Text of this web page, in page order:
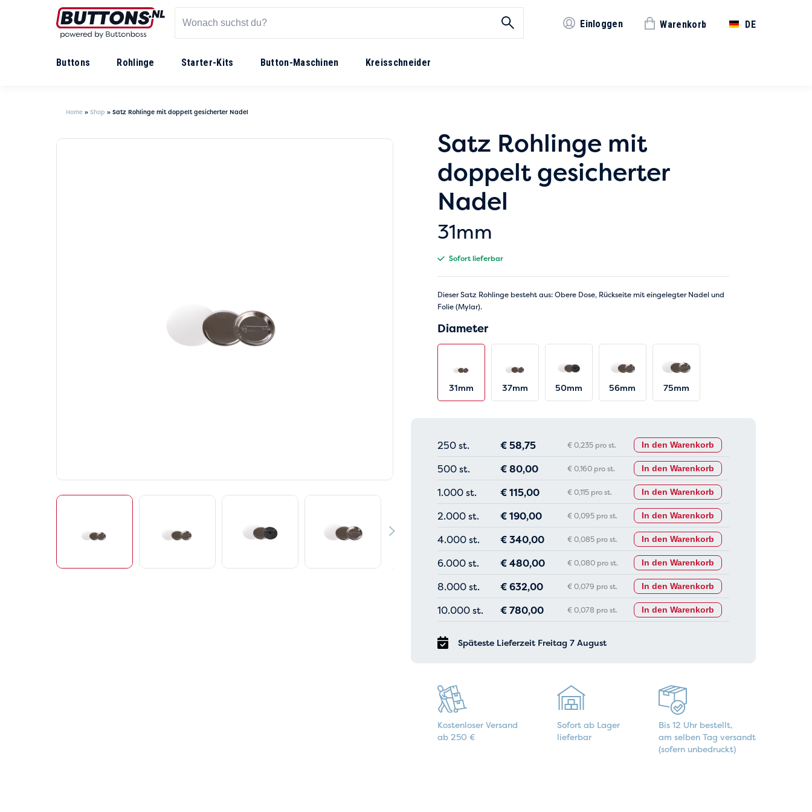
Einloggen Warenkorb DE
Buttons Rohlinge Starter-Kits Button-Maschinen Kreisschneider
Home » Shop » Satz Rohlinge mit doppelt gesicherter Nadel
Satz Rohlinge mit
doppelt gesicherter
Nadel
31mm
Sofort lieferbar
Dieser Satz Rohlinge besteht aus: Obere Dose, Rückseite mit eingelegter Nadel und
Folie (Mylar).
Diameter
31mm 37mm 50mm 56mm 75mm
250 st. €58,75 € 0,235 pro st. In den Warenkorb
500 st. €80,00 € 0,160 pro st. In den Warenkorb
1.000 st. €115,00 € 0,115 pro st. In den Warenkorb
2.000 st. €190,00 € 0,095 pro st. In den Warenkorb
4.000 st. €340,00 € 0,085 pro st. In den Warenkorb
6.000 st. €480,00 € 0,080 pro st. In den Warenkorb
8.000 st. €632,00 € 0,079 pro st. In den Warenkorb
10.000 st. €780,00 € 0,078 pro st. In den Warenkorb
Späteste Lieferzeit Freitag 7 August
Kostenloser Versand
ab 250 €
Sofort ab Lager
lieferbar
Bis 12 Uhr bestellt,
am selben Tag versandt
(sofern unbedruckt)